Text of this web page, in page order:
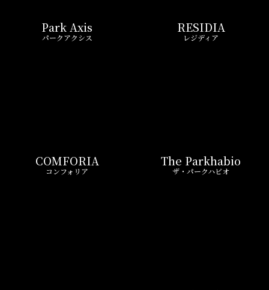
Park Axis
パークアクシス
RESIDIA
レジディア
COMFORIA
コンフォリア
The Parkhabio
ザ・パークハビオ